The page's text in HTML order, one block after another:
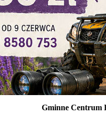
Gminne Centrum